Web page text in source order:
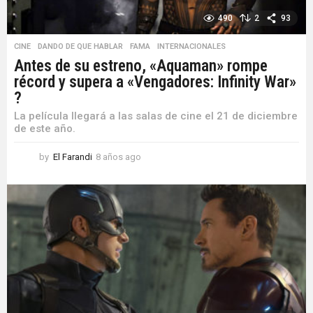
490 2 93
CINE ,DANDO DE QUE HABLAR ,FAMA INTERNACIONALES
Antes de su estreno, «Aquaman» rompe
récord y supera a «Vengadores: Infinity War»
?
La película llegará a las salas de cine el 21 de diciembre
de este año.
by El Farandi 8 años ago
ñ